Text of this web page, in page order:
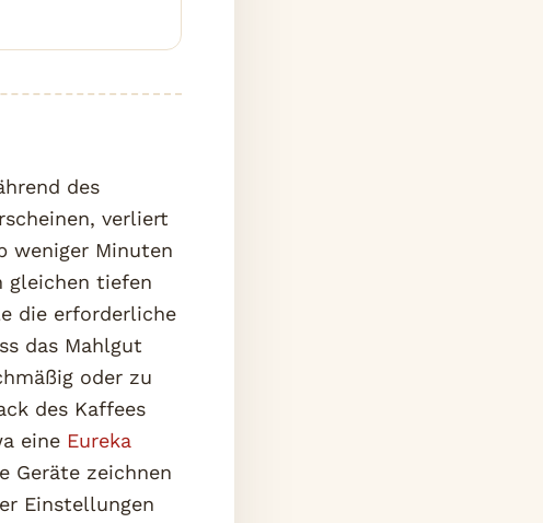
des
verliert
weniger Minuten
gleichen tiefen
die erforderliche
das Mahlgut
oder zu
des Kaffees
eine Eureka
Geräte zeichnen
Einstellungen